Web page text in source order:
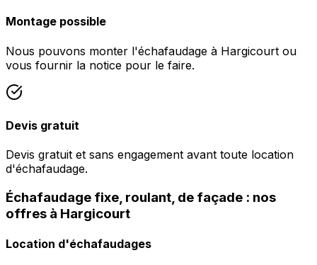
Montage possible
Nous pouvons monter l'échafaudage à Hargicourt ou
vous fournir la notice pour le faire.
Devis gratuit
Devis gratuit et sans engagement avant toute location
d'échafaudage.
Échafaudage fixe, roulant, de façade : nos
offres à Hargicourt
Location d'échafaudages